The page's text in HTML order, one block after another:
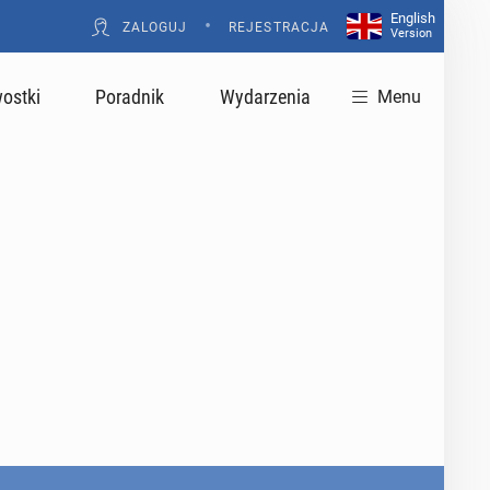
ZALOGUJ • REJESTRACJA
English
Version
Poradnik Wydarzenia Menu